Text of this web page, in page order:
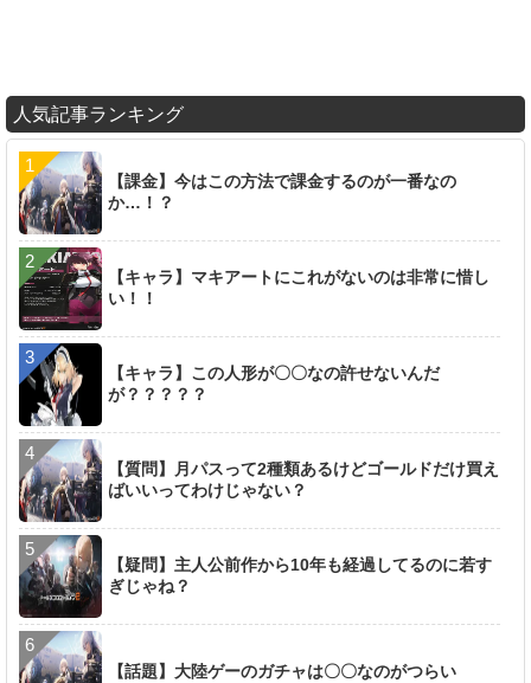
人気記事ランキング
【課金】今はこの方法で課金するのが一番なの
か…！？
【キャラ】マキアートにこれがないのは非常に惜し
い！！
【キャラ】この人形が〇〇なの許せないんだ
が？？？？？
【質問】月パスって2種類あるけどゴールドだけ買え
ばいいってわけじゃない？
【疑問】主人公前作から10年も経過してるのに若す
ぎじゃね？
【話題】大陸ゲーのガチャは〇〇なのがつらい